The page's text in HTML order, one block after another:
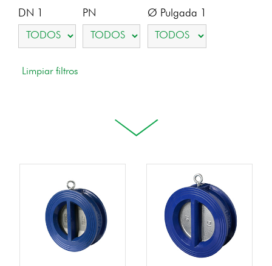
DN 1 PN Ø Pulgada 1